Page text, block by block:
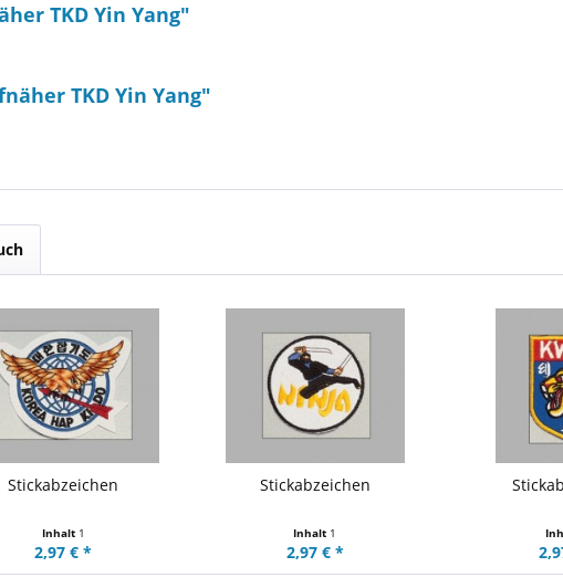
TKD Yin Yang"
TKD Yin Yang"
Stickabzeichen
Inhalt 1
2,97 € *
Stickabzeichen
Inhalt 1
2,97 € *